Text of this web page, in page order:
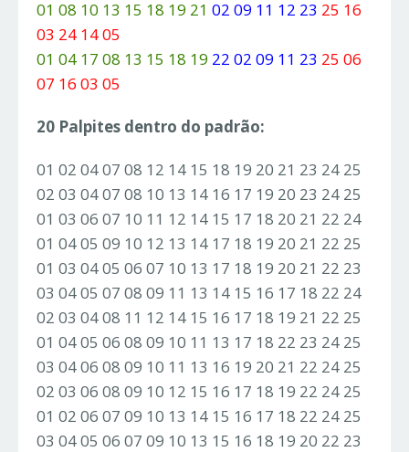
01 08 10 13 15 18 19 21 02 09 11 12 23 25 16
03 24 14 05
01 04 17 08 13 15 18 19 22 02 09 11 23 25 06
07 16 03 05
20 Palpites dentro do padrão:
01 02 04 07 08 12 14 15 18 19 20 21 23 24 25
02 03 04 07 08 10 13 14 16 17 19 20 23 24 25
01 03 06 07 10 11 12 14 15 17 18 20 21 22 24
01 04 05 09 10 12 13 14 17 18 19 20 21 22 25
01 03 04 05 06 07 10 13 17 18 19 20 21 22 23
03 04 05 07 08 09 11 13 14 15 16 17 18 22 24
02 03 04 08 11 12 14 15 16 17 18 19 21 22 25
01 04 05 06 08 09 10 11 13 17 18 22 23 24 25
03 04 06 08 09 10 11 13 16 19 20 21 22 24 25
02 03 06 08 09 10 12 15 16 17 18 19 22 24 25
01 02 06 07 09 10 13 14 15 16 17 18 22 24 25
03 04 05 06 07 09 10 13 15 16 18 19 20 22 23